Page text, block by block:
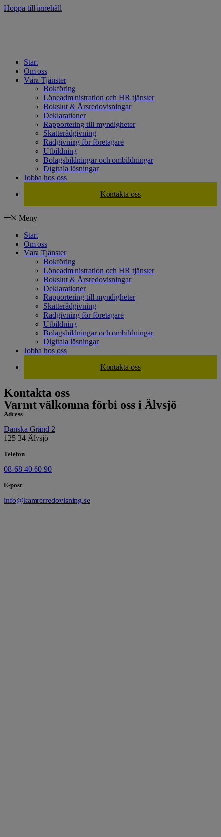
Hoppa till innehåll
Start
Om oss
Våra Tjänster
Bokföring
Löneadministration och HR tjänster
Bokslut & Årsredovisningar
Deklarationer
Rapportering till myndigheter
Skatterådgivning
Rådgivning för företagare
Utbildning
Bolagsbildningar och ombildningar
Digitala lösningar
Jobba hos oss
Kontakta oss
Meny
Start
Om oss
Våra Tjänster
Bokföring
Löneadministration och HR tjänster
Bokslut & Årsredovisningar
Deklarationer
Rapportering till myndigheter
Skatterådgivning
Rådgivning för företagare
Utbildning
Bolagsbildningar och ombildningar
Digitala lösningar
Jobba hos oss
Kontakta oss
Kontakta oss
Varmt välkomna förbi oss i Älvsjö
Adress
Danska Gränd 2
125 34 Älvsjö
Telefon
08-68 40 60 90
E-post
info@kamrerredovisning.se